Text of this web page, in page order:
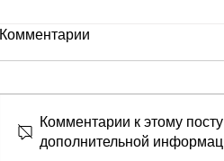
День за днем.
День 653 Пр.24:8: «Кто
מְחַשֵּׁב לְהָרֵעַ; לוֹ, בַּעַל־מְזִמּוֹת יִקְרָאוּ׃
Кто замышляет творить зло,
Комментарии
Комментарии к этому
дополнительной